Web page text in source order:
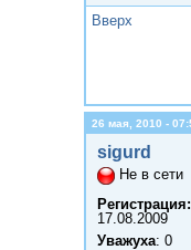
Вверх
26 мая, 2010 -
sigurd
Не в сети
Регистрация:
17.08.2009
Уважуха: 0